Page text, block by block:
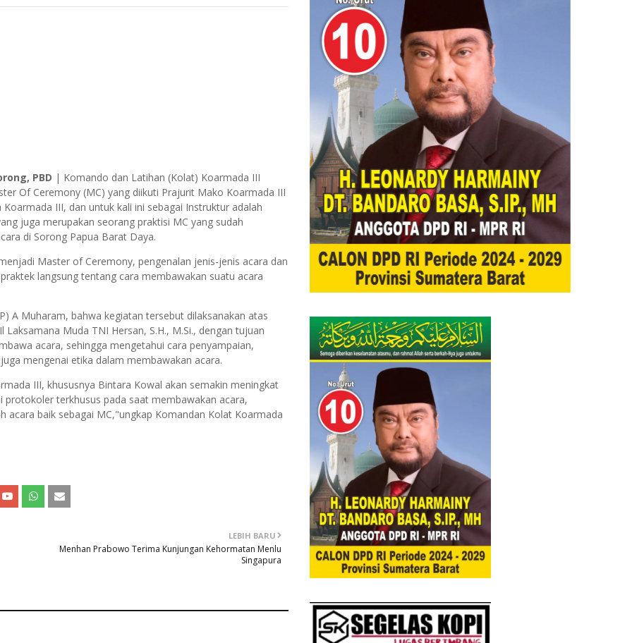
PBD | Komando dan Latihan (Kolat) Koarmada III
Of Ceremony (MC) yang diikuti Prajurit Mako Koarmada III
III, dan untuk kali ini sebagai Instruktur adalah
juga merupakan seorang praktisi MC yang sudah
di Sorong Papua Barat Daya.
Master of Ceremony, pengenalan jenis-jenis acara dan
langsung tentang cara membawakan suatu acara
A Muharam, bahwa kegiatan tersebut dilaksanakan atas
Muda TNI Hersan, S.H., M.Si., dengan tujuan
acara, sehingga mengetahui cara penyampaian,
mengenai etika dalam membawakan acara.
III, khususnya Bintara Kowal akan semakin meningkat
terkhusus pada saat membawakan acara,
acara baik sebagai MC,"ungkap Komandan Kolat Koarmada
LEBIH BARU
Menhan Prabowo Terima Kunjungan Kehormatan Menlu
Singapura